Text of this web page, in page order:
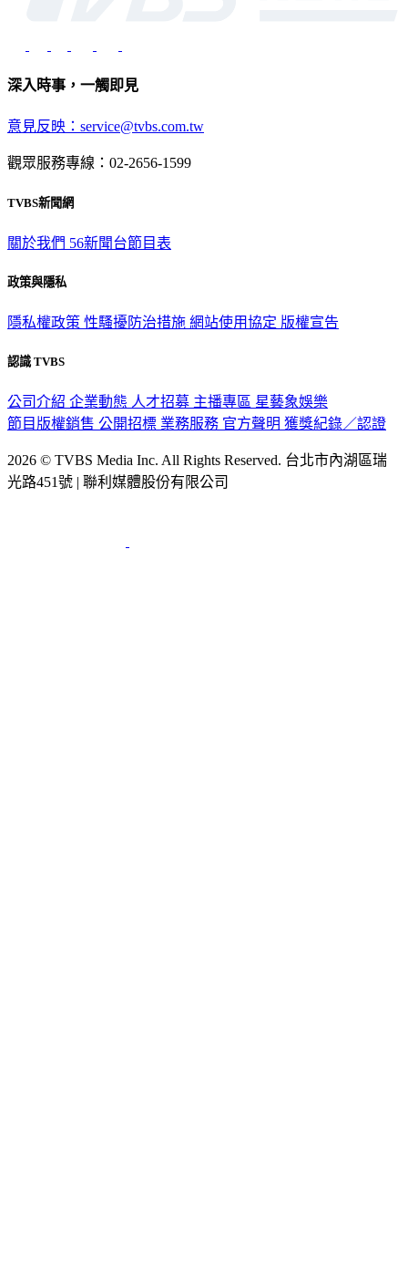
深入時事，一觸即見
意見反映：service@tvbs.com.tw
觀眾服務專線：02-2656-1599
TVBS新聞網
關於我們 56新聞台節目表
政策與隱私
隱私權政策 性騷擾防治措施 網站使用協定 版權宣告
認識 TVBS
公司介紹 企業動態 人才招募 主播專區 星藝象娛樂
節目版權銷售 公開招標 業務服務 官方聲明 獲獎紀錄／認證
2026 © TVBS Media Inc. All Rights Reserved. 台北市內湖區瑞
光路451號 | 聯利媒體股份有限公司